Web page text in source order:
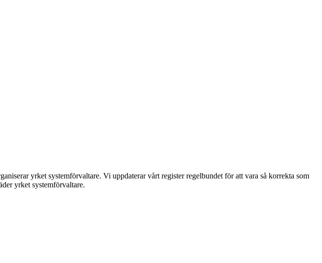
yrket systemförvaltare. Vi uppdaterar vårt register regelbundet för att vara så korrekta som
yrket systemförvaltare.